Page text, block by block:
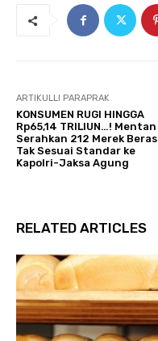
ARTIKULLI PARAPRAK
KONSUMEN RUGI HINGGA
Rp65,14 TRILIUN…! Mentan
Serahkan 212 Merek Beras
Tak Sesuai Standar ke
Kapolri-Jaksa Agung
RELATED ARTICLES